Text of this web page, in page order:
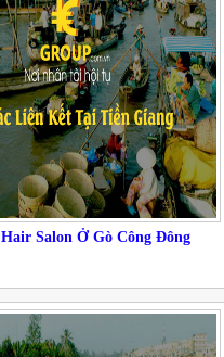
Hair Salon Ở Gò Công Đông